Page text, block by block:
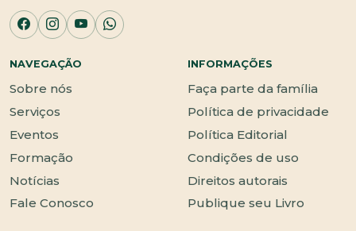
NAVEGAÇÃO
Sobre nós
Serviços
Eventos
Formação
Notícias
Fale Conosco
INFORMAÇÕES
Faça parte da família
Política de privacidade
Política Editorial
Condições de uso
Direitos autorais
Publique seu Livro